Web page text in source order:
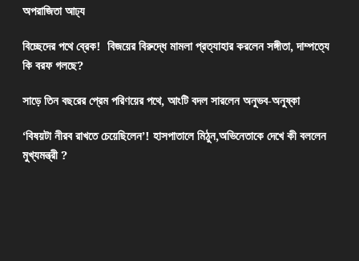
অপরাজিতা আঢ্য
বিচ্ছেদের পথে ব্রেক! বিজয়ের বিরুদ্ধে মামলা প্রত্যাহার করলেন সঙ্গীতা, দাম্পত্যে
কি বরফ গলছে?
সাড়ে তিন বছরের প্রেম পরিণয়ের পথে, আংটি বদল সারলেন অনুভব-অনুষ্কা
‘বিষয়টা নীরব রাখতে চেয়েছিলেন’! হাসপাতালে মিঠুন,অভিনেতাকে দেখে কী বললেন
মুখ্যমন্ত্রী ?